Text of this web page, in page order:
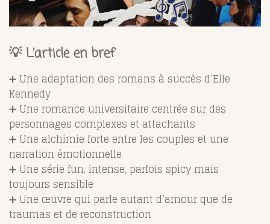
💡 L’article en bref
➕ Une adaptation des romans à succès d’Elle
Kennedy
➕ Une romance universitaire centrée sur des
personnages complexes et attachants
➕ Une alchimie forte entre les couples et une
narration émotionnelle
➕ Une série fun, intense, parfois spicy mais
toujours sensible
➕ Une œuvre qui parle autant d’amour que de
traumas et de reconstruction